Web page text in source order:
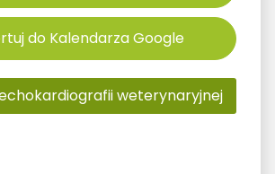
do Kalendarza Google
weterynaryjnej